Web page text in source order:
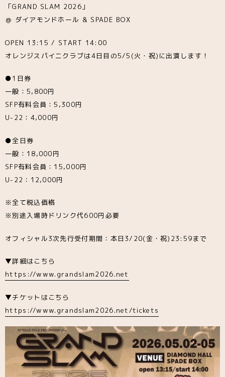
「GRAND SLAM 2026」
＠ ダイアモンドホール & SPADE BOX
OPEN 13:15 / START 14:00
オレンジスパイニクラブは4日目の5/5(火・祝)に出演します！
●1日券
一般：5,800円
SFP有料会員：5,300円
U-22：4,000円
●全日券
一般：18,000円
SFP有料会員：15,000円
U-22：12,000円
※全て税込価格
※別途入場時ドリンク代600円必要
オフィシャル3次先行受付期間：本日3/20(金・祝)23:59まで
▼詳細はこちら
https://www.grandslam2026.net
▼チケットはこちら
https://www.grandslam2026.net/tickets